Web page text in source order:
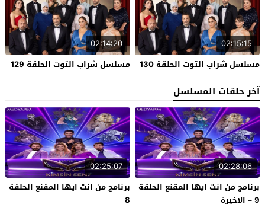
02:15:15
مسلسل شراب التوت الحلقة 130
02:14:20
مسلسل شراب التوت الحلقة 129
آخر حلقات المسلسل
02:28:06
برنامج من انت ايها المقنع الحلقة
9 – الاخيرة
02:25:07
برنامج من انت ايها المقنع الحلقة
8